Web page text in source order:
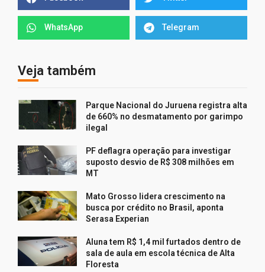
WhatsApp Telegram
Veja também
Parque Nacional do Juruena registra alta
de 660% no desmatamento por garimpo
ilegal
PF deflagra operação para investigar
suposto desvio de R$ 308 milhões em
MT
Mato Grosso lidera crescimento na
busca por crédito no Brasil, aponta
Serasa Experian
Aluna tem R$ 1,4 mil furtados dentro de
sala de aula em escola técnica de Alta
Floresta